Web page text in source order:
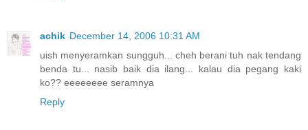
achik December 14, 2006 10:31 AM
uish menyeramkan sungguh... cheh berani tuh nak tendang
benda tu... nasib baik dia ilang... kalau dia pegang kaki
ko?? eeeeeeee seramnya
Reply